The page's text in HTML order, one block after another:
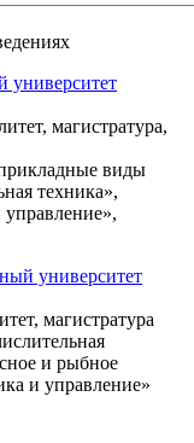
университет
магистратура,
виды
техника»,
университет
магистратура
и рыбное
и управление»